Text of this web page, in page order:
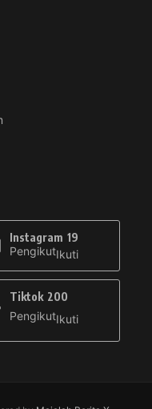
Instagram 19
PengikutIkuti
Tiktok 200
PengikutIkuti